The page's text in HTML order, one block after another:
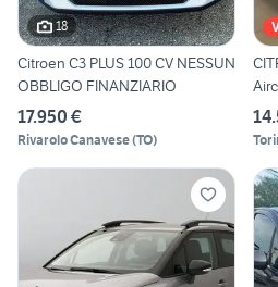
18
Citroen C3 PLUS 100 CV NESSUN
OBBLIGO FINANZIARIO
17.950 €
Rivarolo Canavese(TO)